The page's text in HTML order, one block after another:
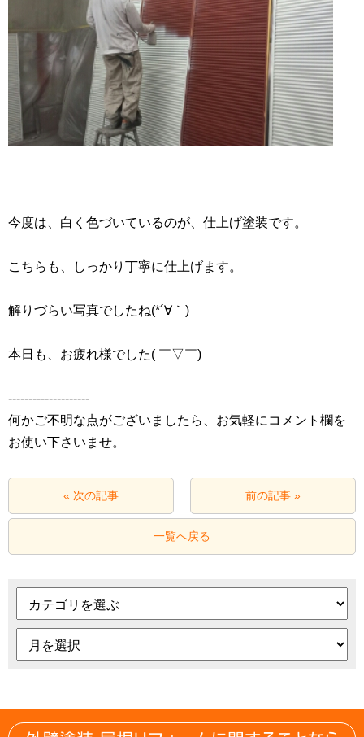
今度は、白く色づいているのが、仕上げ塗装です。
こちらも、しっかり丁寧に仕上げます。
解りづらい写真でしたね(*´∀｀)
本日も、お疲れ様でした( ￣▽￣)
‐‐‐‐‐‐‐‐‐‐‐‐‐‐‐‐‐‐‐‐
何かご不明な点がございましたら、お気軽にコメント欄を
お使い下さいませ。
« 次の記事 前の記事 »
一覧へ戻る